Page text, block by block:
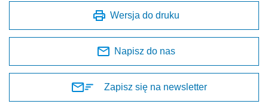
Wersja do druku
Napisz do nas
Zapisz się na newsletter